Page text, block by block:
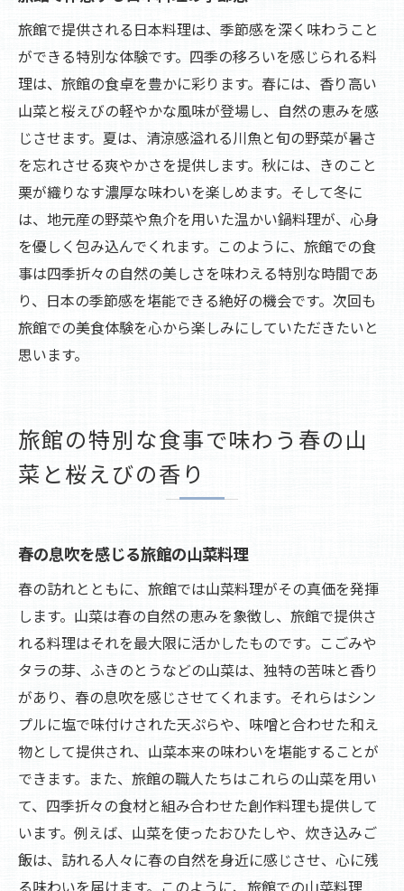
旅館で提供される日本料理は、季節感を深く味わうこと
ができる特別な体験です。四季の移ろいを感じられる料
理は、旅館の食卓を豊かに彩ります。春には、香り高い
山菜と桜えびの軽やかな風味が登場し、自然の恵みを感
じさせます。夏は、清涼感溢れる川魚と旬の野菜が暑さ
を忘れさせる爽やかさを提供します。秋には、きのこと
栗が織りなす濃厚な味わいを楽しめます。そして冬に
は、地元産の野菜や魚介を用いた温かい鍋料理が、心身
を優しく包み込んでくれます。このように、旅館での食
事は四季折々の自然の美しさを味わえる特別な時間であ
り、日本の季節感を堪能できる絶好の機会です。次回も
旅館での美食体験を心から楽しみにしていただきたいと
思います。
旅館の特別な食事で味わう春の山
菜と桜えびの香り
春の息吹を感じる旅館の山菜料理
春の訪れとともに、旅館では山菜料理がその真価を発揮
します。山菜は春の自然の恵みを象徴し、旅館で提供さ
れる料理はそれを最大限に活かしたものです。こごみや
タラの芽、ふきのとうなどの山菜は、独特の苦味と香り
があり、春の息吹を感じさせてくれます。それらはシン
プルに塩で味付けされた天ぷらや、味噌と合わせた和え
物として提供され、山菜本来の味わいを堪能することが
できます。また、旅館の職人たちはこれらの山菜を用い
て、四季折々の食材と組み合わせた創作料理も提供して
います。例えば、山菜を使ったおひたしや、炊き込みご
飯は、訪れる人々に春の自然を身近に感じさせ、心に残
る味わいを届けます。このように、旅館での山菜料理